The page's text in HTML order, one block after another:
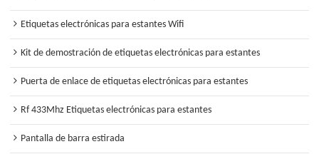
Etiquetas electrónicas para estantes Wifi
Kit de demostración de etiquetas electrónicas para estantes
Puerta de enlace de etiquetas electrónicas para estantes
Rf 433Mhz Etiquetas electrónicas para estantes
Pantalla de barra estirada